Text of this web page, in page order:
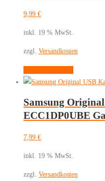
9,99 €
inkl. 19 % MwSt.
zzgl. Versandkosten
Samsung
ECC1DP0UBE
7,99 €
inkl. 19 % MwSt.
zzgl. Versandkosten